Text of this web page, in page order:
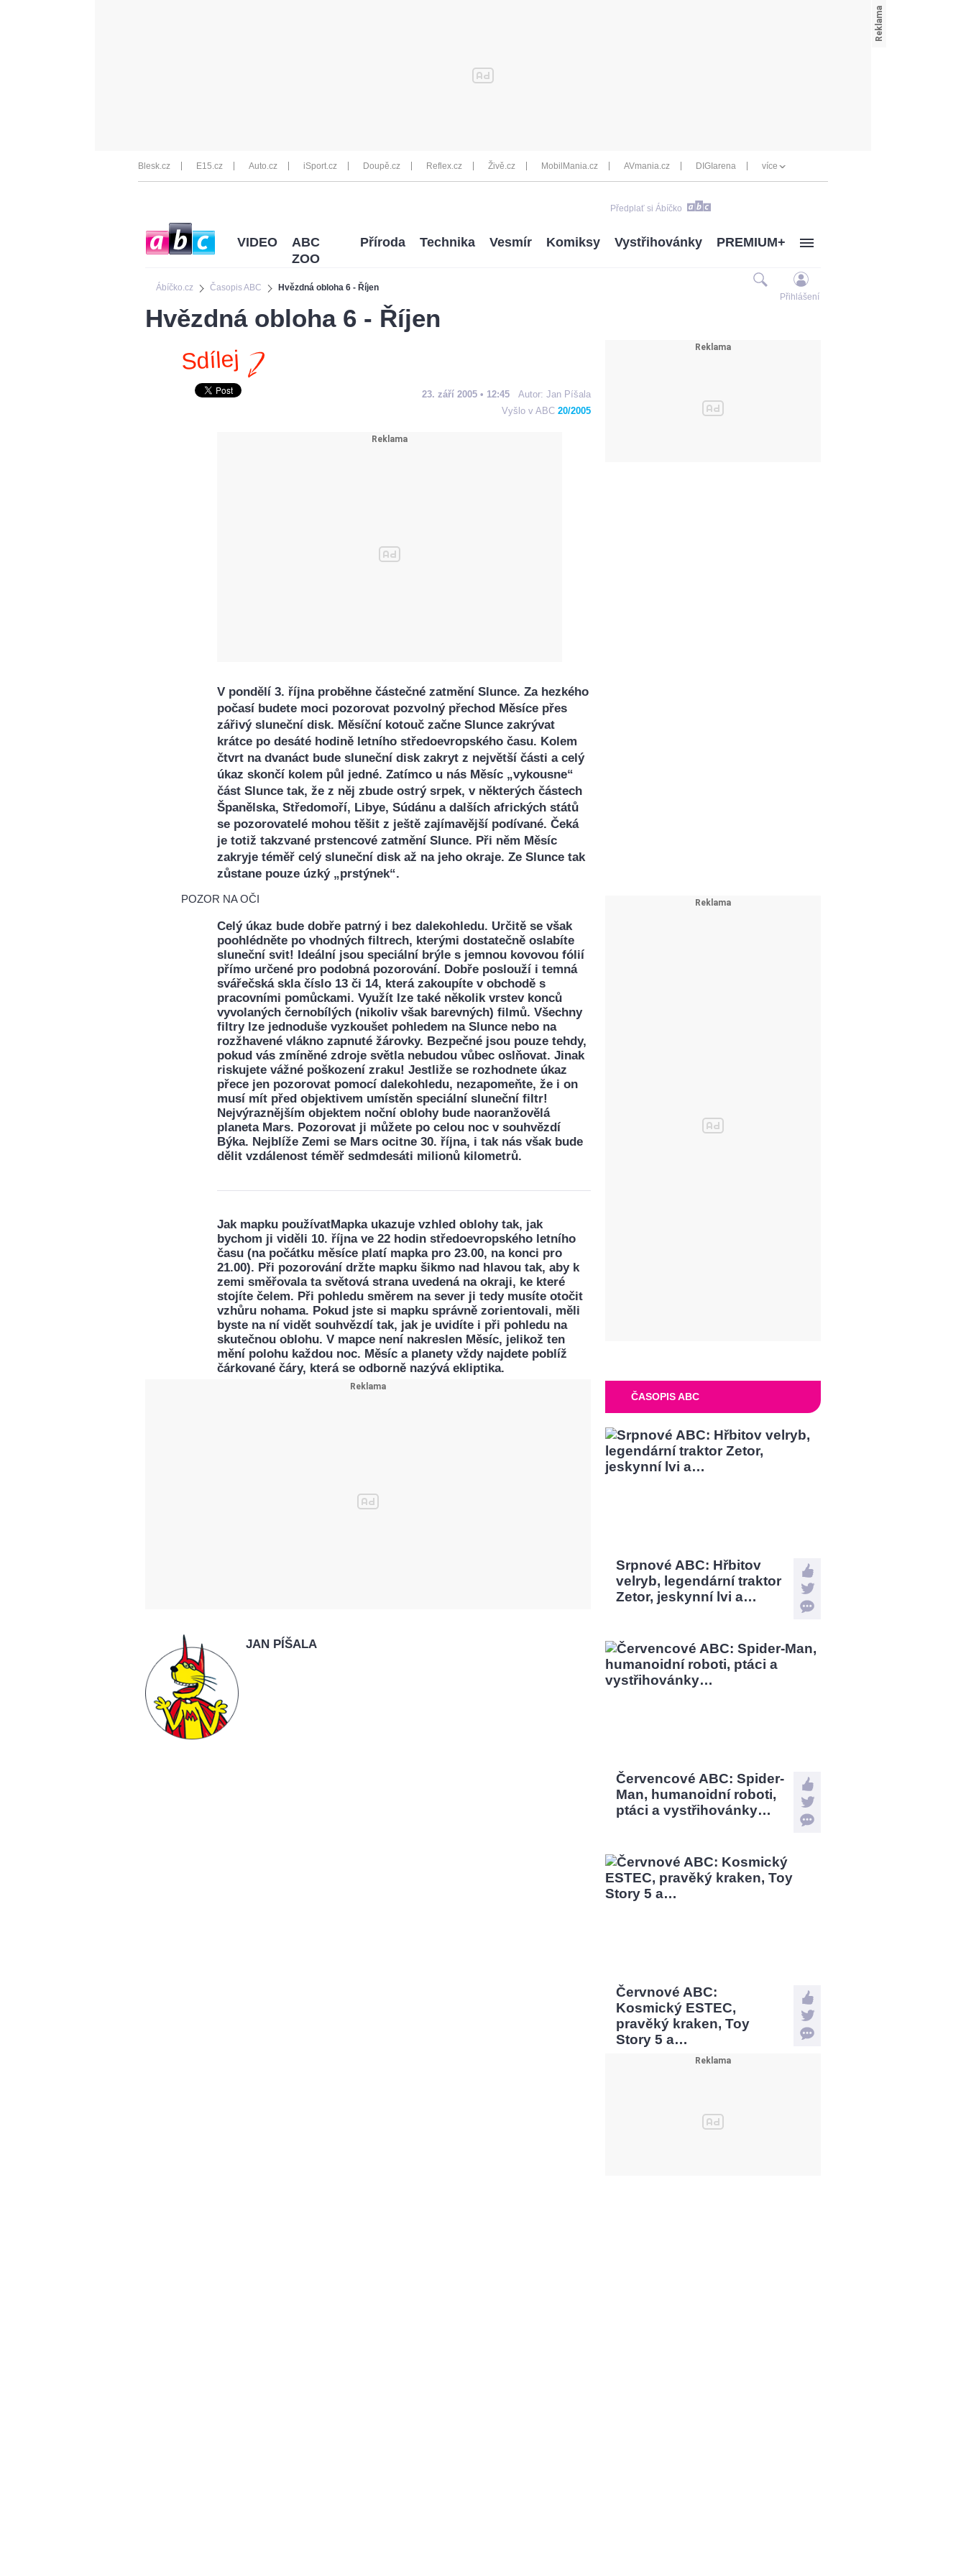
Blesk.cz E15.cz Auto.cz iSport.cz Doupě.cz Reflex.cz Živě.cz MobilMania.cz AVmania.cz DIGIarena více
Předplať si Ábíčko
Ábíčko.cz Časopis ABC Hvězdná obloha 6 - Říjen
VIDEO
ABC
ZOO
Příroda Technika Vesmír Komiksy Vystřihovánky PREMIUM+
Přihlášení
Hvězdná obloha 6 - Říjen
Sdílej
23. září 2005 • 12:45 Autor: Jan Píšala
Vyšlo v ABC 20/2005
V pondělí 3. října proběhne částečné zatmění Slunce. Za hezkého
počasí budete moci pozorovat pozvolný přechod Měsíce přes
zářivý sluneční disk. Měsíční kotouč začne Slunce zakrývat
krátce po desáté hodině letního středoevropského času. Kolem
čtvrt na dvanáct bude sluneční disk zakryt z největší části a celý
úkaz skončí kolem půl jedné. Zatímco u nás Měsíc „vykousne“
část Slunce tak, že z něj zbude ostrý srpek, v některých částech
Španělska, Středomoří, Libye, Súdánu a dalších afrických států
se pozorovatelé mohou těšit z ještě zajímavější podívané. Čeká
je totiž takzvané prstencové zatmění Slunce. Při něm Měsíc
zakryje téměř celý sluneční disk až na jeho okraje. Ze Slunce tak
zůstane pouze úzký „prstýnek“.
POZOR NA OČI
Celý úkaz bude dobře patrný i bez dalekohledu. Určitě se však
poohlédněte po vhodných filtrech, kterými dostatečně oslabíte
sluneční svit! Ideální jsou speciální brýle s jemnou kovovou fólií
přímo určené pro podobná pozorování. Dobře poslouží i temná
svářečská skla číslo 13 či 14, která zakoupíte v obchodě s
pracovními pomůckami. Využít lze také několik vrstev konců
vyvolaných černobílých (nikoliv však barevných) filmů. Všechny
filtry lze jednoduše vyzkoušet pohledem na Slunce nebo na
rozžhavené vlákno zapnuté žárovky. Bezpečné jsou pouze tehdy,
pokud vás zmíněné zdroje světla nebudou vůbec oslňovat. Jinak
riskujete vážné poškození zraku! Jestliže se rozhodnete úkaz
přece jen pozorovat pomocí dalekohledu, nezapomeňte, že i on
musí mít před objektivem umístěn speciální sluneční filtr!
Nejvýraznějším objektem noční oblohy bude naoranžovělá
planeta Mars. Pozorovat ji můžete po celou noc v souhvězdí
Býka. Nejblíže Zemi se Mars ocitne 30. října, i tak nás však bude
dělit vzdálenost téměř sedmdesáti milionů kilometrů.
Jak mapku používatMapka ukazuje vzhled oblohy tak, jak
bychom ji viděli 10. října ve 22 hodin středoevropského letního
času (na počátku měsíce platí mapka pro 23.00, na konci pro
21.00). Při pozorování držte mapku šikmo nad hlavou tak, aby k
zemi směřovala ta světová strana uvedená na okraji, ke které
stojíte čelem. Při pohledu směrem na sever ji tedy musíte otočit
vzhůru nohama. Pokud jste si mapku správně zorientovali, měli
byste na ní vidět souhvězdí tak, jak je uvidíte i při pohledu na
skutečnou oblohu. V mapce není nakreslen Měsíc, jelikož ten
mění polohu každou noc. Měsíc a planety vždy najdete poblíž
čárkované čáry, která se odborně nazývá ekliptika.
JAN PÍŠALA
ČASOPIS ABC
Srpnové ABC: Hřbitov
velryb, legendární traktor
Zetor, jeskynní lvi a…
Červencové ABC: Spider-
Man, humanoidní roboti,
ptáci a vystřihovánky…
Červnové ABC:
Kosmický ESTEC,
pravěký kraken, Toy
Story 5 a…